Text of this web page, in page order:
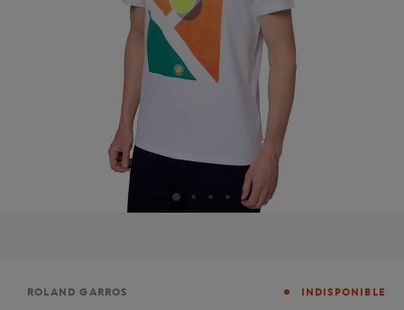
Marque
ROLAND GARROS INDISPONIBLE